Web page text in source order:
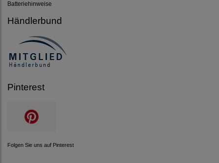
Batteriehinweise
Händlerbund
Pinterest
Folgen Sie uns auf Pinterest